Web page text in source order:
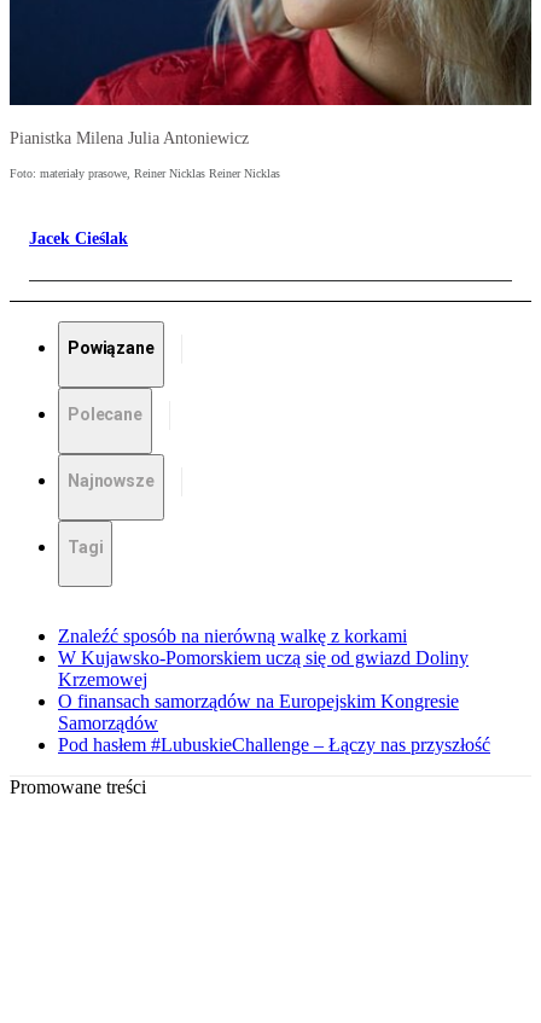
Pianistka Milena Julia Antoniewicz
Foto: materiały prasowe, Reiner Nicklas Reiner Nicklas
Jacek Cieślak
Powiązane
Polecane
Najnowsze
Tagi
Znaleźć sposób na nierówną walkę z korkami
W Kujawsko-Pomorskiem uczą się od gwiazd Doliny
Krzemowej
O finansach samorządów na Europejskim Kongresie
Samorządów
Pod hasłem #LubuskieChallenge – Łączy nas przyszłość
Promowane treści